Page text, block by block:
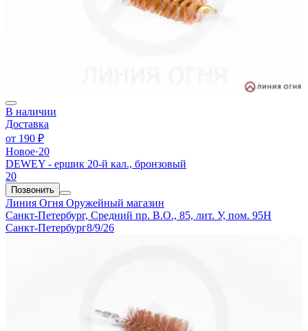
В наличии
Доставка
от 190 ₽
Новое·20
DEWEY - ершик 20-й кал., бронзовый
20
Позвонить
Линия Огня Оружейный магазин
Санкт-Петербург, Средний пр. В.О., 85, лит. У, пом. 95Н
Санкт-Петербург8/9/26